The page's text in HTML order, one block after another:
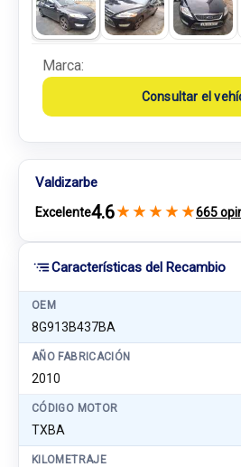
Características del Recambio
OEM
8G913B437BA
AÑO FABRICACIÓN
2010
CÓDIGO MOTOR
TXBA
KILOMETRAJE
Marca:
Consultar el
Valdizarbe
Excelente4.6★ ★ ★ ★ ★665